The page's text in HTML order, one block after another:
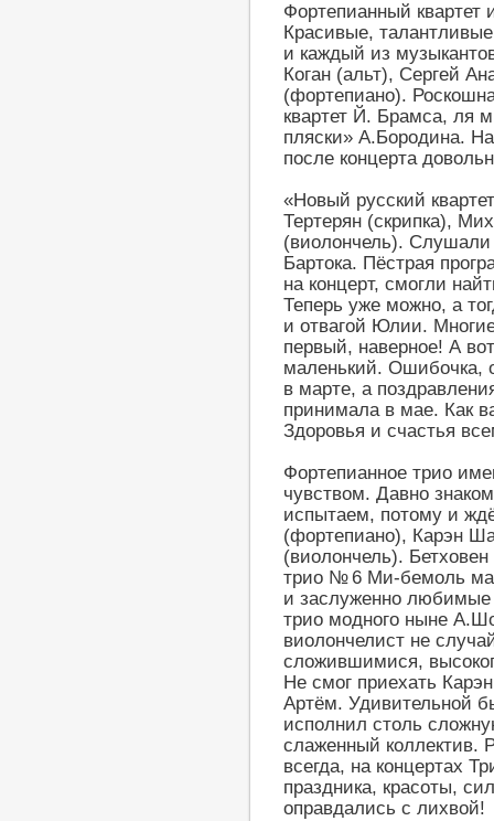
Фортепианный
Красивые,
и каждый из
Коган (альт), Сергей
(фортепиано).
квартет Й. Брамса, ля
пляски» А.Бородина.
после концерта
«Новый русский
Тертерян (скрипка),
(виолончель).
Бартока. Пёстрая
на концерт, смогли
Теперь уже можно, а
и отвагой Юлии.
первый, наверное! А
маленький. Ошибочка,
в марте, а
принимала в мае. Как
Здоровья и счастья
Фортепианное трио
чувством. Давно
испытаем, потому и
(фортепиано), Карэн
(виолончель).
трио № 6 Ми-бемоль
и заслуженно
трио модного ныне
виолончелист не
сложившимися,
Не смог приехать
Артём. Удивительной
исполнил столь
слаженный
всегда, на концертах
праздника, красоты,
оправдались с лихвой!